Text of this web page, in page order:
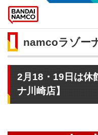
namcoラゾー
2月18・19日は休
ナ川崎店】